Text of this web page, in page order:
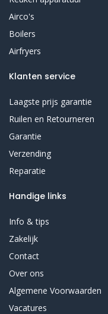
Airco's
Boilers
Airfryers
Klanten service
Laagste prijs garantie
Ruilen en Retourneren
Garantie
Verzending
Reparatie
Handige links
Info & tips
Zakelijk
Contact
Over ons
Algemene Voorwaarden
Vacatures